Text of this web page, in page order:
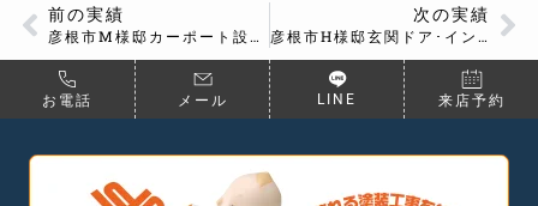
前の実績
彦根市М様邸カーポート設置工事
次の実績
彦根市H様邸玄関ドア･インターホン交換工事
お電話 メール LINE 来店予約